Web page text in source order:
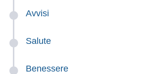
Avvisi
Salute
Benessere